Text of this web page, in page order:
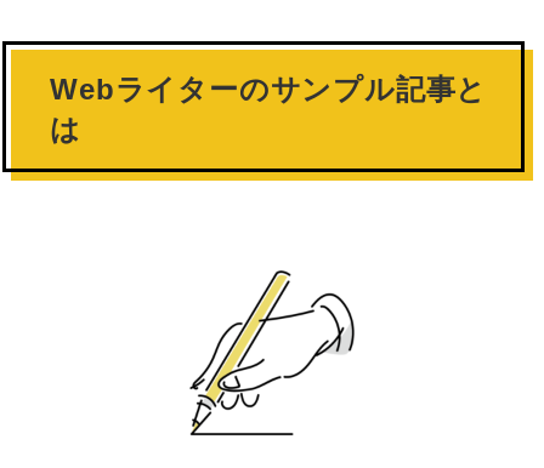
Webライターのサンプル記事と
は